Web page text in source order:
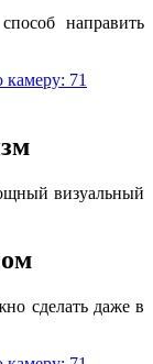
направить
визуальный
сделать даже в